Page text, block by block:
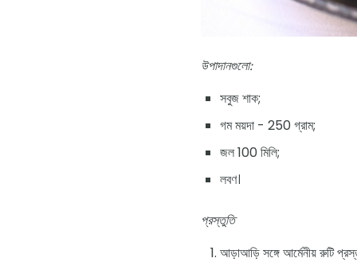
উপাদানগুলো:
সবুজ শাক;
গম ময়দা - 250 গ্রাম;
জল 100 মিলি;
লবণ।
প্রস্তুতি
আড়াআড়ি সঙ্গে আর্মেনীয় রুটি